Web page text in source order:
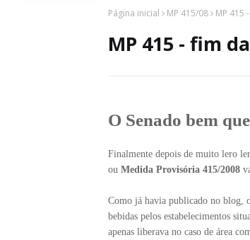
Página inicial MP 415/08 MP 415
MP 415 - fim
O Senado bem
Finalmente depois de muito lero
ou Medida Provisória 415/2008
Como já havia publicado no blog,
bebidas pelos estabelecimentos
apenas liberava no caso de área